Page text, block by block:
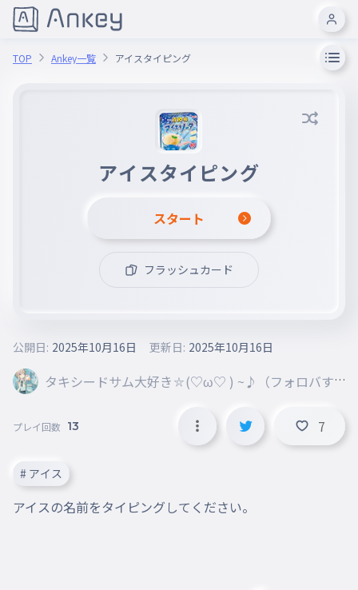
TOP Ankey一覧 アイスタイピング
アイスタイピング
スタート
フラッシュカード
タキシードサム大好き⛦(♡ω♡ ) ~♪（フォロバす
公開日: 2025年10月16日 更新日: 2025年10月16日
プレイ回数 13 7
# アイス
アイスの名前をタイピングしてください。